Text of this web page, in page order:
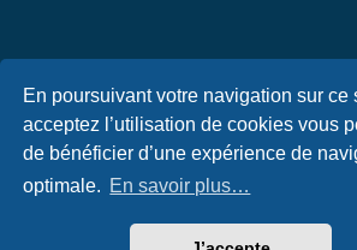
En poursuivant votre navigation sur ce
acceptez l’utilisation de cookies vous
de bénéficier d’une expérience de
optimale. En savoir plus…